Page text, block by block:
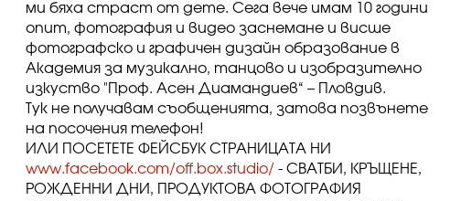
ми бяха страст от дете. Сега вече имам 10 години
опит, фотография и видео заснемане и висше
фотографско и графичен дизайн образование в
Академия за музикално, танцово и изобразително
изкуство "Проф. Асен Диамандиев“ – Пловдив.
Тук не получавам съобщенията, затова позвънете
на посочения телефон!
ИЛИ ПОСЕТЕТЕ ФЕЙСБУК СТРАНИЦАТА НИ
www.facebook.com/off.box.studio/ - СВАТБИ, КРЪЩЕНЕ,
РОЖДЕННИ ДНИ, ПРОДУКТОВА ФОТОГРАФИЯ